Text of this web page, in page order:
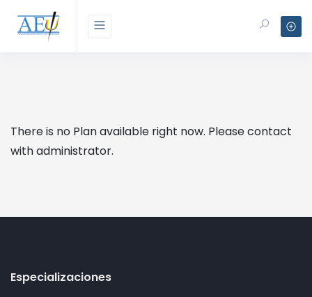
There is no Plan available right now. Please contact
with administrator.
Especializaciones